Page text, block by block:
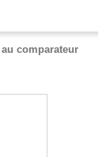
comparateur